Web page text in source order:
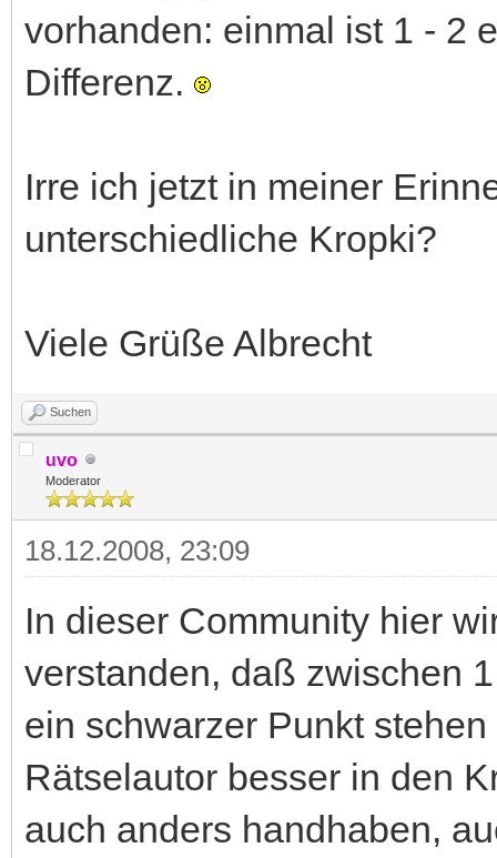
vorhanden: einmal ist 1 - 2
Differenz.
Irre ich jetzt in meiner
unterschiedliche Kropki?
Viele Grüße Albrecht
Suchen
uvo
Moderator
18.12.2008, 23:09
In dieser Community hier
verstanden, daß zwischen
ein schwarzer Punkt
Rätselautor besser in den
auch anders handhaben,